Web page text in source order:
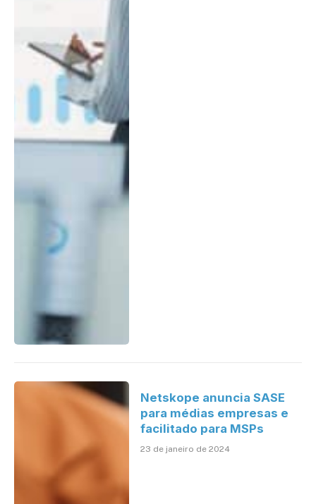
Netskope anuncia SASE
para médias empresas e
facilitado para MSPs
23 de janeiro de 2024